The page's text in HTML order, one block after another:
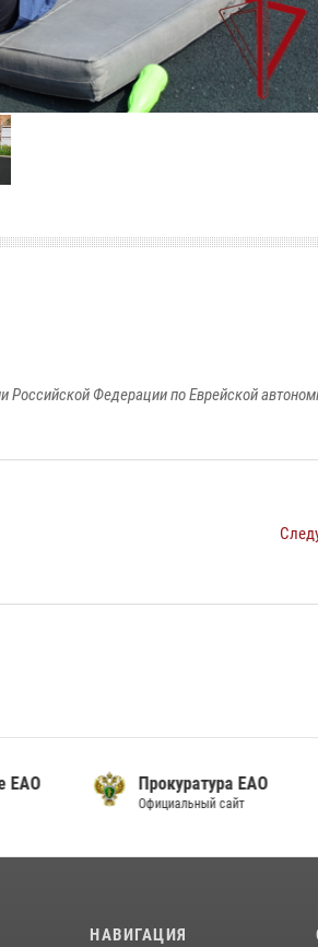
Федерации по Еврейской
ЕАО Прокуратура ЕАО
Официальный сайт
НАВИГАЦИЯ